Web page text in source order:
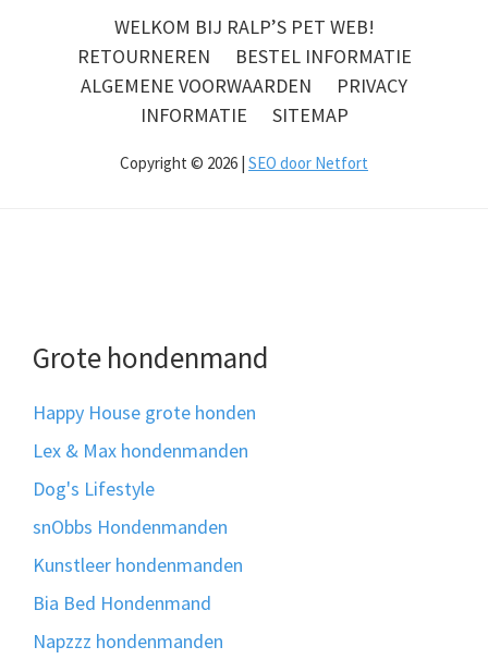
WELKOM BIJ RALP’S PET WEB!
RETOURNEREN
BESTEL INFORMATIE
ALGEMENE VOORWAARDEN
PRIVACY
INFORMATIE
SITEMAP
Copyright © 2026 | SEO door Netfort
Grote hondenmand
Happy House grote honden
Lex & Max hondenmanden
Dog's Lifestyle
snObbs Hondenmanden
Kunstleer hondenmanden
Bia Bed Hondenmand
Napzzz hondenmanden